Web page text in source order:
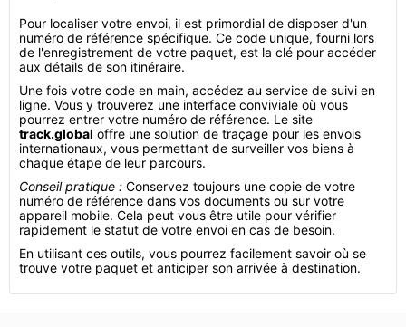
Pour localiser votre envoi, il est primordial de disposer d'un
numéro de référence spécifique. Ce code unique, fourni lors
de l'enregistrement de votre paquet, est la clé pour accéder
aux détails de son itinéraire.
Une fois votre code en main, accédez au service de suivi en
ligne. Vous y trouverez une interface conviviale où vous
pourrez entrer votre numéro de référence. Le site
track.global offre une solution de traçage pour les envois
internationaux, vous permettant de surveiller vos biens à
chaque étape de leur parcours.
Conseil pratique : Conservez toujours une copie de votre
numéro de référence dans vos documents ou sur votre
appareil mobile. Cela peut vous être utile pour vérifier
rapidement le statut de votre envoi en cas de besoin.
En utilisant ces outils, vous pourrez facilement savoir où se
trouve votre paquet et anticiper son arrivée à destination.